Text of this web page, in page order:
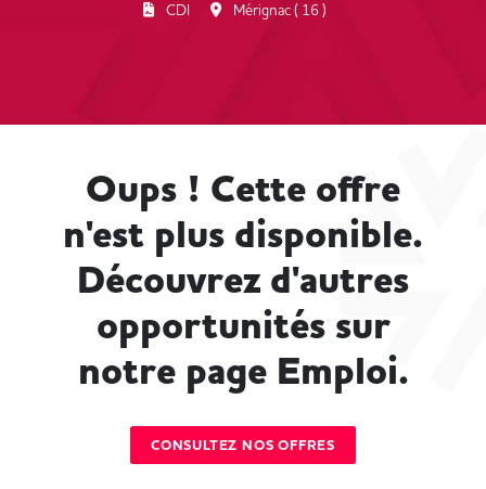
CDI Mérignac ( 16 )
Oups ! Cette offre
n'est plus disponible.
Découvrez d'autres
opportunités sur
notre page Emploi.
CONSULTEZ NOS OFFRES